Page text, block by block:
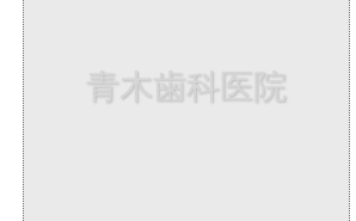
青木歯科医院